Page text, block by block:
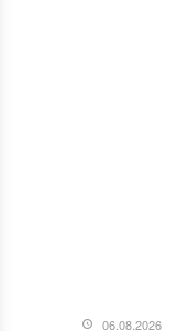
06.08.2026